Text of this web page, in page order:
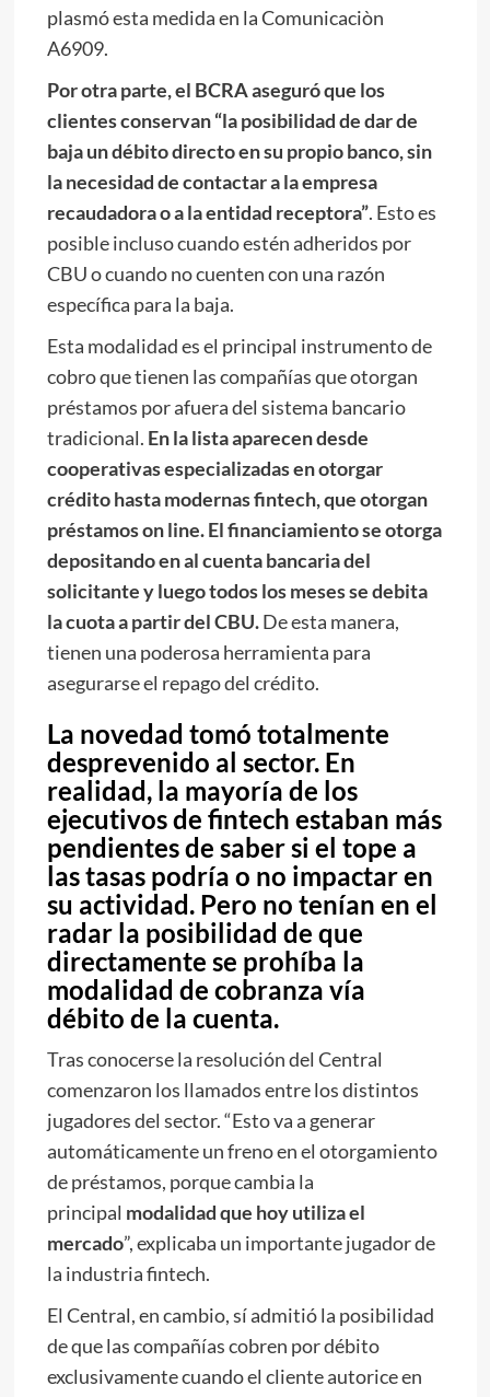
plasmó esta medida en la Comunicaciòn
A6909.
Por otra parte, el BCRA aseguró que los
clientes conservan “la posibilidad de dar de
baja un débito directo en su propio banco, sin
la necesidad de contactar a la empresa
recaudadora o a la entidad receptora”. Esto es
posible incluso cuando estén adheridos por
CBU o cuando no cuenten con una razón
específica para la baja.
Esta modalidad es el principal instrumento de
cobro que tienen las compañías que otorgan
préstamos por afuera del sistema bancario
tradicional. En la lista aparecen desde
cooperativas especializadas en otorgar
crédito hasta modernas fintech, que otorgan
préstamos on line. El financiamiento se otorga
depositando en al cuenta bancaria del
solicitante y luego todos los meses se debita
la cuota a partir del CBU.De esta manera,
tienen una poderosa herramienta para
asegurarse el repago del crédito.
La novedad tomó totalmente
desprevenido al sector. En
realidad, la mayoría de los
ejecutivos de fintech estaban más
pendientes de saber si el tope a
las tasas podría o no impactar en
su actividad. Pero no tenían en el
radar la posibilidad de que
directamente se prohíba la
modalidad de cobranza vía
débito de la cuenta.
Tras conocerse la resolución del Central
comenzaron los llamados entre los distintos
jugadores del sector. “Esto va a generar
automáticamente un freno en el otorgamiento
de préstamos, porque cambia la
principal modalidad que hoy utiliza el
mercado”, explicaba un importante jugador de
la industria fintech.
El Central, en cambio, sí admitió la posibilidad
de que las compañías cobren por débito
exclusivamente cuando el cliente autorice en